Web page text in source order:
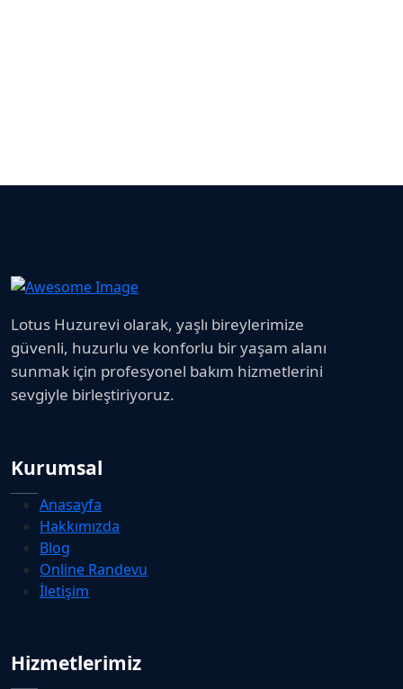
Lotus Huzurevi olarak, yaşlı bireylerimize
güvenli, huzurlu ve konforlu bir yaşam alanı
sunmak için profesyonel bakım hizmetlerini
sevgiyle birleştiriyoruz.
Kurumsal
Anasayfa
Hakkımızda
Blog
Online Randevu
İletişim
Hizmetlerimiz